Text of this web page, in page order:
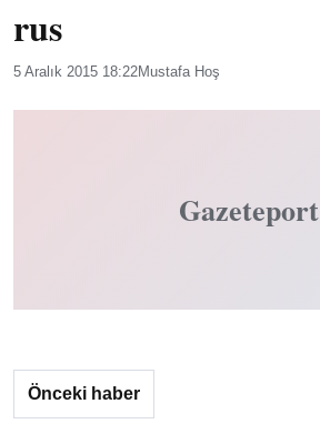
rus
5 Aralık 2015 18:22Mustafa Hoş
Gazeteport
Önceki haber